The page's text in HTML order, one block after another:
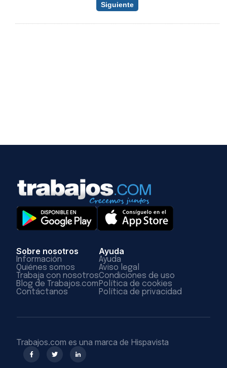
Siguiente
Sobre nosotros
Información
Quiénes somos
Trabaja con nosotros
Blog de Trabajos.com
Contáctanos
Ayuda
Ayuda
Aviso legal
Condiciones de uso
Política de cookies
Política de privacidad
Trabajos.com es una marca de Hispavista